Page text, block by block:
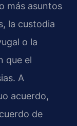
más asuntos
la custodia
o la
que el
A
acuerdo,
de